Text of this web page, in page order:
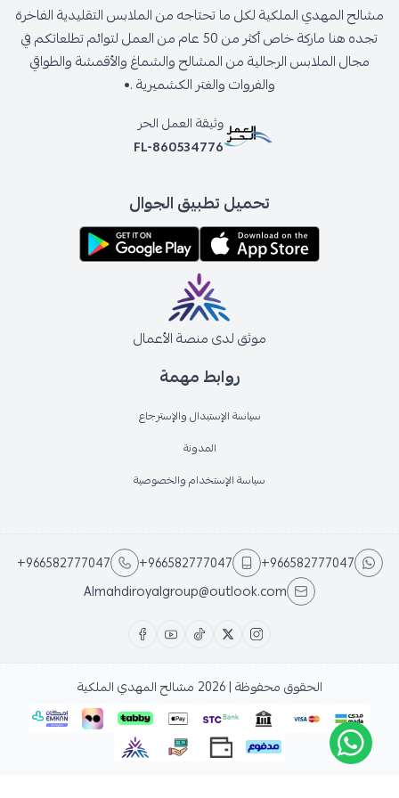
روابط مهمة
سياسة الإستبدال والإسترجاع
المدونة
سياسة الإستخدام والخصوصية
مشالح المهدي الملكية لكل ما تحتاجه من الملابس التقليدية الفاخرة
تجده هنا ماركة خاص أكثر من 50 عام من العمل لتوائم تطلعاتكم في
مجال الملابس الرجالية من المشالح والشماغ والأقمشة والطواقي
والفروات والغتر الكشميرية .•
وثيقة العمل الحر
FL-860534776
تحميل تطبيق الجوال
موثق لدى منصة الأعمال
+966582777047
+966582777047
+966582777047
Almahdiroyalgroup@outlook.com
الحقوق محفوظة | 2026 مشالح المهدي الملكية